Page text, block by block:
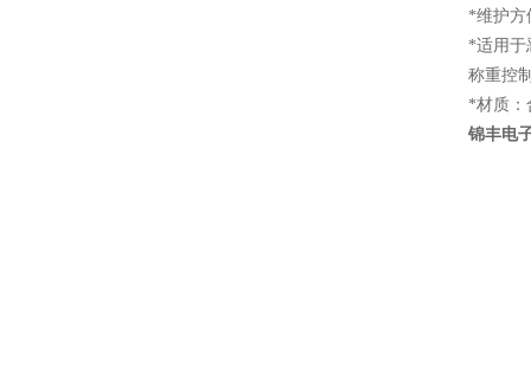
*维护方
*适用于
称重控
*材质：
锦丰电